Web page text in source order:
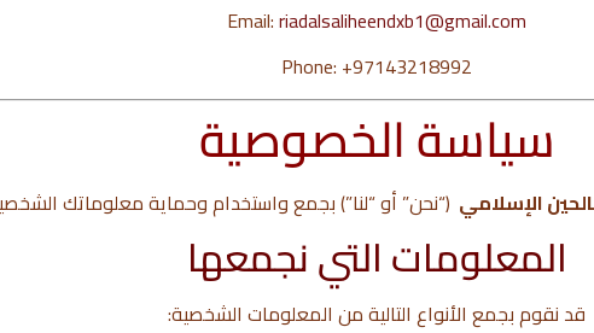
Email:riadalsaliheendxb1@gmail.com
Phone: +97143218992
سياسة الخصوصية
الإسلامي (“نحن” أو “لنا”) بجمع واستخدام وحماية معلوماتك
المعلومات التي نجمعها
قد نقوم بجمع الأنواع التالية من المعلومات الشخصية: